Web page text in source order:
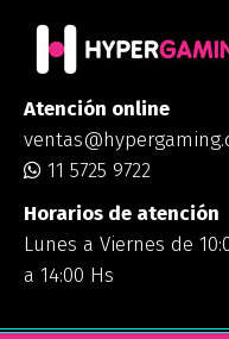
Atención online
11 5725 9722
Horarios de atención
Lunes a Viernes de
a 14:00 Hs